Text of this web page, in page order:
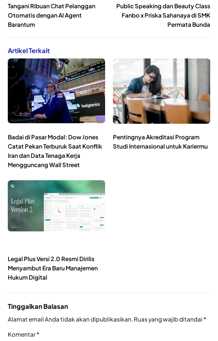
Tangani Ribuan Chat Pelanggan
Otomatis dengan AI Agent
Barantum
Public Speaking dan Beauty Class
Fanbo x Priska Sahanaya di SMK
Permata Bunda
Artikel Terkait
Badai di Pasar Modal: Dow Jones
Catat Pekan Terburuk Saat Konflik
Iran dan Data Tenaga Kerja
Mengguncang Wall Street
Pentingnya Akreditasi Program
Studi Internasional untuk Kariermu
Legal Plus Versi 2.0 Resmi Dirilis
Menyambut Era Baru Manajemen
Hukum Digital
Tinggalkan Balasan
Alamat email Anda tidak akan dipublikasikan. Ruas yang wajib ditandai *
Komentar*